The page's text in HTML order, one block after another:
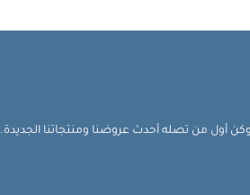
أول من تصله أحدث عروضنا ومنتجاتنا الجديدة.